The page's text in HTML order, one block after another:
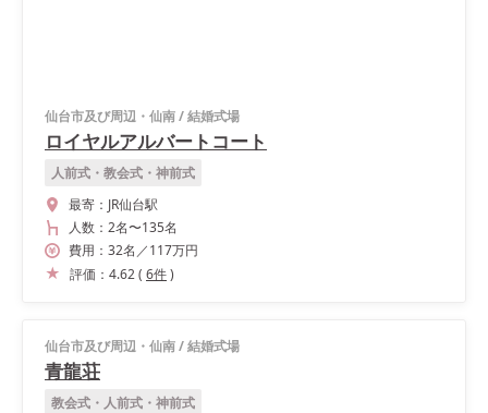
仙台市及び周辺・仙南/結婚式場
ロイヤルアルバートコート
人前式・教会式・神前式
最寄： JR仙台駅
人数： 2名〜135名
費用： 32名 ／117万円
評価： 4.62( 6件)
仙台市及び周辺・仙南/結婚式場
青龍荘
教会式・人前式・神前式